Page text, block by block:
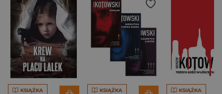
KSIĄŻKA KSIĄŻKA KSIĄŻKA